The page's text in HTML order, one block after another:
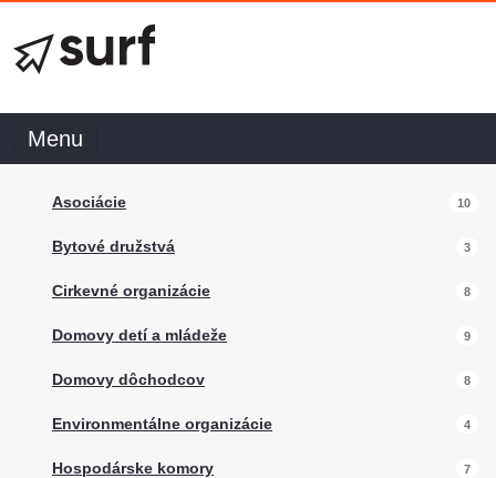
Menu
Asociácie 10
Bytové družstvá 3
Cirkevné organizácie 8
Domovy detí a mládeže 9
Domovy dôchodcov 8
Environmentálne organizácie 4
Hospodárske komory 7